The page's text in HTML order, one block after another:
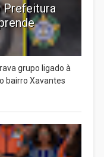
Prefeitura
grupo ligado à
bairro Xavantes